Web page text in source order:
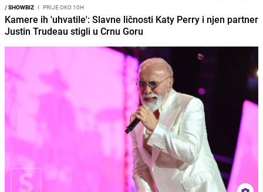
/SHOWBIZ I PRIJE OKO 10H
Kamere ih 'uhvatile': Slavne ličnosti Katy Perry i njen partner
Justin Trudeau stigli u Crnu Goru